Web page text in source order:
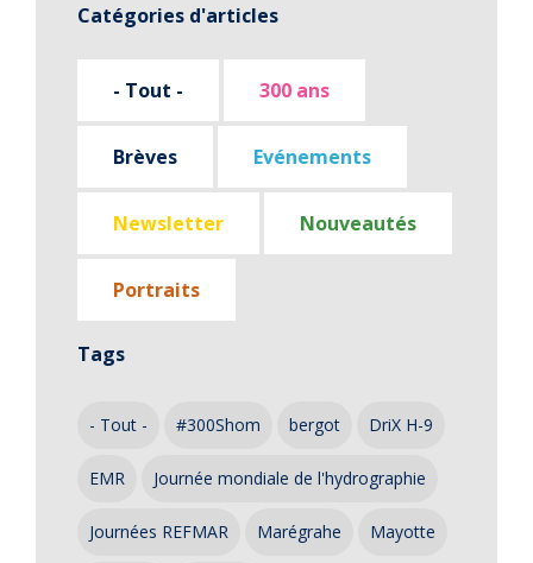
Catégories d'articles
- Tout - 300 ans
Brèves Evénements
Newsletter Nouveautés
Portraits
Tags
- Tout - #300Shom bergot DriX H-9
EMR Journée mondiale de l'hydrographie
Journées REFMAR Marégrahe Mayotte